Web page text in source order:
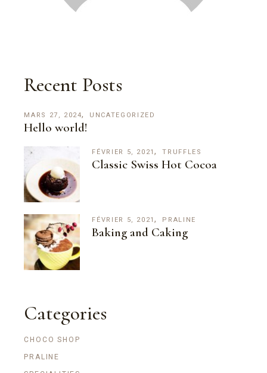
Recent Posts
MARS 27, 2024 UNCATEGORIZED
Hello world!
FÉVRIER 5, 2021 TRUFFLES
Classic Swiss Hot Cocoa
FÉVRIER 5, 2021 PRALINE
Baking and Caking
Categories
CHOCO SHOP
PRALINE